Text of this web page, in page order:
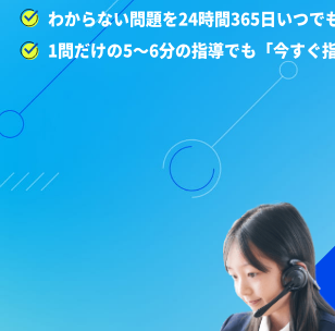
わからない問題を24時間365日いつで
1問だけの5～6分の指導でも「今すぐ